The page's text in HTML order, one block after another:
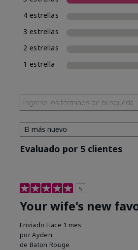
consistente, Mary Kay incluirá
de fragancia en el nombre de
clasificada como Eau de
incluye en su nombre.
4 estrellas
3 estrellas
2 estrellas
1 estrella
Evaluado por 5 clientes
5
Your wife's new
Enviado Hace 1 mes
porAyden
de Baton Rouge